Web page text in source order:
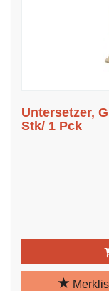
Untersetzer,
Stk/ 1 Pck